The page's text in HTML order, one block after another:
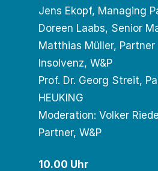
Jens Ekopf, Managing
Doreen Laabs, Senior
Matthias Müller,
Insolvenz, W&P
Prof. Dr. Georg Streit,
HEUKING
Moderation: Volker
Partner, W&P
10.00 Uhr